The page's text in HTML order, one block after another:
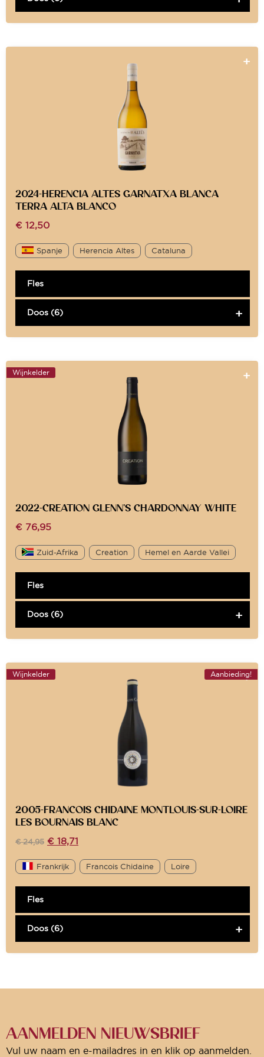
2024-HERENCIA ALTES GARNATXA BLANCA
TERRA ALTA BLANCO
€ 12,50
Spanje Herencia Altes Cataluna
Fles
Doos (6)
Wijnkelder
2022-CREATION GLENN’S CHARDONNAY WHITE
€ 76,95
Zuid-Afrika Creation Hemel en Aarde Vallei
Fles
Doos (6)
Aanbieding!
Wijnkelder
2005-FRANCOIS CHIDAINE MONTLOUIS-SUR-LOIRE
LES BOURNAIS BLANC
€24,95 € 18,71
Frankrijk Francois Chidaine Loire
Fles
Doos (6)
AANMELDEN NIEUWSBRIEF
Vul uw naam en e-mailadres in en klik op aanmelden.